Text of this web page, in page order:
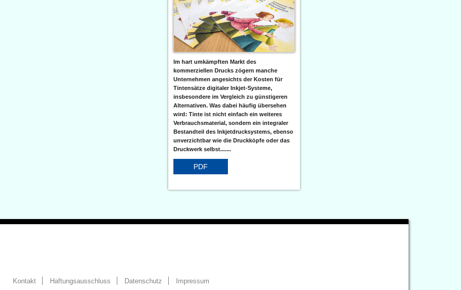
Im hart umkämpften Markt des
kommerziellen Drucks zögern manche
Unternehmen angesichts der Kosten für
Tintensätze digitaler Inkjet-Systeme,
insbesondere im Vergleich zu günstigeren
Alternativen. Was dabei häufig übersehen
wird: Tinte ist nicht einfach ein weiteres
Verbrauchsmaterial, sondern ein integraler
Bestandteil des Inkjetdrucksystems, ebenso
unverzichtbar wie die Druckköpfe oder das
Druckwerk selbst.......
PDF
Kontakt Haftungsausschluss Datenschutz Impressum